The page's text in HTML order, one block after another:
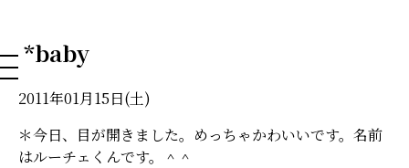
NAHA DOG GROOMING SCHOOL
*baby
2011年01月15日(土)
＊今日、目が開きました。めっちゃかわいいです。名前
はルーチェくんです。＾＾